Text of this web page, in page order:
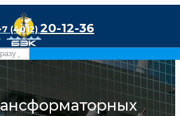
(4012) 20-12-36